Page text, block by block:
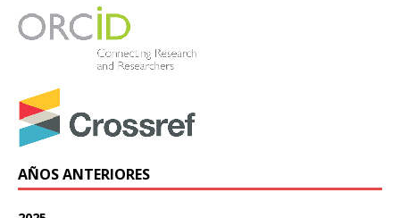
AÑOS ANTERIORES